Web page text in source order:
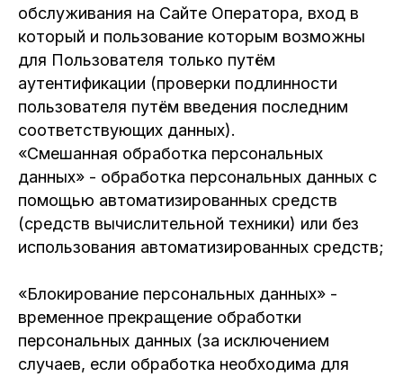
обслуживания на Сайте Оператора, вход в
который и пользование которым возможны
для Пользователя только путём
аутентификации (проверки подлинности
пользователя путём введения последним
соответствующих данных).
«Смешанная обработка персональных
данных» - обработка персональных данных с
помощью автоматизированных средств
(средств вычислительной техники) или без
использования автоматизированных средств;
«Блокирование персональных данных» -
временное прекращение обработки
персональных данных (за исключением
случаев, если обработка необходима для